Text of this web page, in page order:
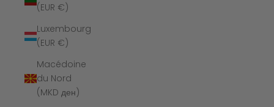
(EUR €)
Luxembourg
(EUR €)
Macédoine
du Nord
(MKD ден)